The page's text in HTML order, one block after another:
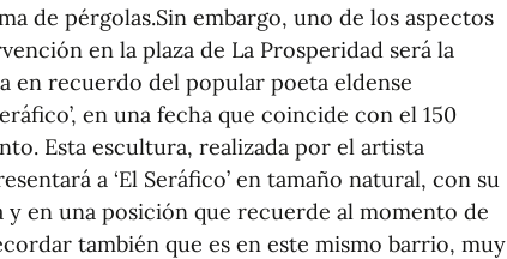
de pérgolas.Sin embargo, uno de los aspectos
en la plaza de La Prosperidad será la
en recuerdo del popular poeta eldense
en una fecha que coincide con el 150
Esta escultura, realizada por el artista
a ‘El Seráfico’ en tamaño natural, con su
en una posición que recuerde al momento de
también que es en este mismo barrio, muy